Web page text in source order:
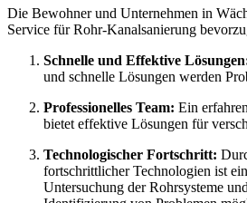
Die Bewohner und Unternehmen in
Service für Rohr-Kanalsanierung
Schnelle und Effektive
und schnelle Lösungen werden
Professionelles Team: Ein
bietet effektive Lösungen für
Technologischer Fortschritt:
fortschrittlicher Technologien ist
Untersuchung der Rohrsysteme